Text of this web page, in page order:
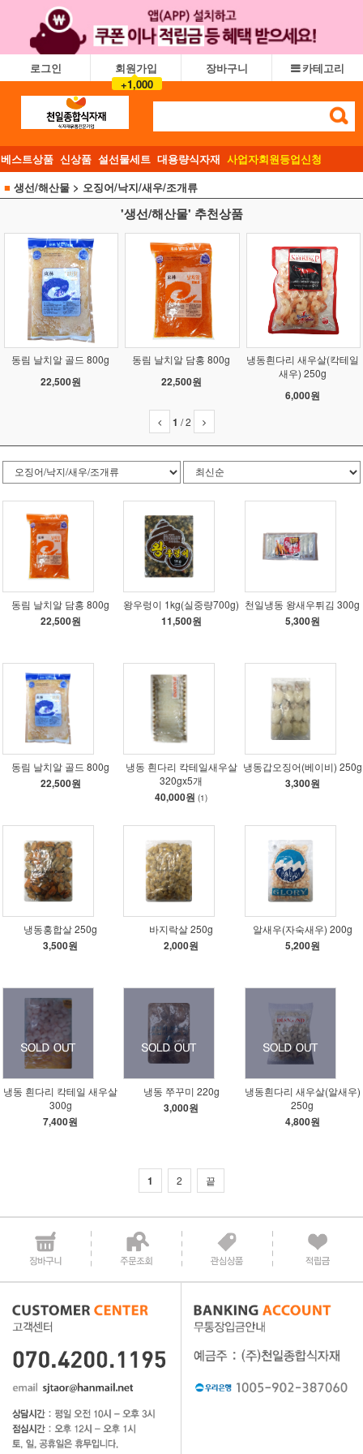
로그인
회원가입
+1,000
장바구니 카테고리
베스트상품 신상품 설선물세트 대용량식자재 사업자회원등업신청
■ 생선/해산물 > 오징어/낙지/새우/조개류
'생선/해산물' 추천상품
동림 날치알 골드 800g
22,500원
동림 날치알 담홍 800g
22,500원
냉동흰다리 새우살(칵테일
새우) 250g
6,000원
1 /2
동림 날치알 담홍 800g
22,500원
왕우렁이 1kg(실중량700g)
11,500원
천일냉동 왕새우튀김 300g
5,300원
동림 날치알 골드 800g
22,500원
냉동 흰다리 칵테일새우살
320gx5개
40,000원 (1)
냉동갑오징어(베이비) 250g
3,300원
냉동홍합살 250g
3,500원
바지락살 250g
2,000원
알새우(자숙새우) 200g
5,200원
냉동 흰다리 칵테일 새우살
300g
7,400원
냉동 쭈꾸미 220g
3,000원
냉동흰다리 새우살(알새우)
250g
4,800원
1 2 끝